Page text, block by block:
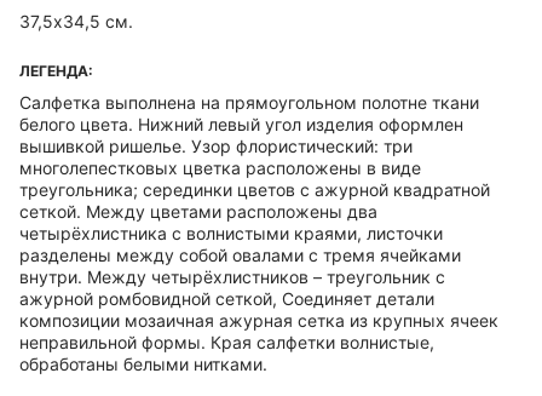
37,5х34,5 см.
ЛЕГЕНДА:
Салфетка выполнена на прямоугольном полотне ткани
белого цвета. Нижний левый угол изделия оформлен
вышивкой ришелье. Узор флористический: три
многолепестковых цветка расположены в виде
треугольника; серединки цветов с ажурной квадратной
сеткой. Между цветами расположены два
четырёхлистника с волнистыми краями, листочки
разделены между собой овалами с тремя ячейками
внутри. Между четырёхлистников – треугольник с
ажурной ромбовидной сеткой, Соединяет детали
композиции мозаичная ажурная сетка из крупных ячеек
неправильной формы. Края салфетки волнистые,
обработаны белыми нитками.